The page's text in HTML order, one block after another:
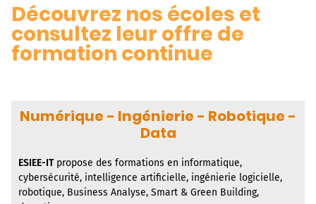
Découvrez nos écoles et
consultez leur offre de
formation continue
Numérique - Ingénierie - Robotique -
Data
ESIEE-ITpropose des formations en informatique,
cybersécurité, intelligence artificielle, ingénierie logicielle,
robotique, Business Analyse, Smart & Green Building,